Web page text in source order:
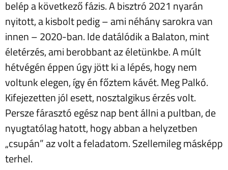
belép a következő fázis. A bisztró 2021 nyarán
nyitott, a kisbolt pedig – ami néhány sarokra van
innen – 2020-ban. Ide datálódik a Balaton, mint
életérzés, ami berobbant az életünkbe. A múlt
hétvégén éppen úgy jött ki a lépés, hogy nem
voltunk elegen, így én főztem kávét. Meg Palkó.
Kifejezetten jól esett, nosztalgikus érzés volt.
Persze fárasztó egész nap bent állni a pultban, de
nyugtatólag hatott, hogy abban a helyzetben
„csupán” az volt a feladatom. Szellemileg másképp
terhel.